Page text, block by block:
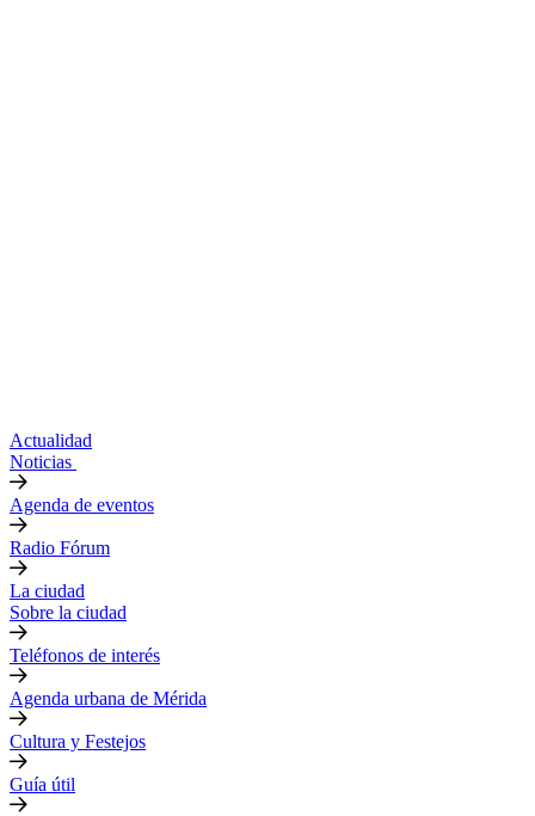
Actualidad
Noticias
Agenda de eventos
Radio Fórum
La ciudad
Sobre la ciudad
Teléfonos de interés
Agenda urbana de Mérida
Cultura y Festejos
Guía útil